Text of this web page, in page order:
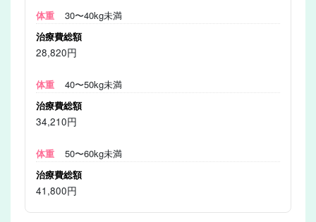
30〜40kg未満
28,820円
40〜50kg未満
34,210円
50〜60kg未満
41,800円